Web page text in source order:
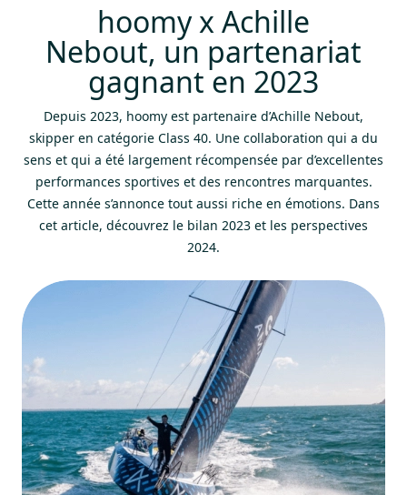
hoomy x Achille
Nebout, un partenariat
gagnant en 2023
Depuis 2023, hoomy est partenaire d’Achille Nebout,
skipper en catégorie Class 40. Une collaboration qui a du
sens et qui a été largement récompensée par d’excellentes
performances sportives et des rencontres marquantes.
Cette année s’annonce tout aussi riche en émotions. Dans
cet article, découvrez le bilan 2023 et les perspectives
2024.